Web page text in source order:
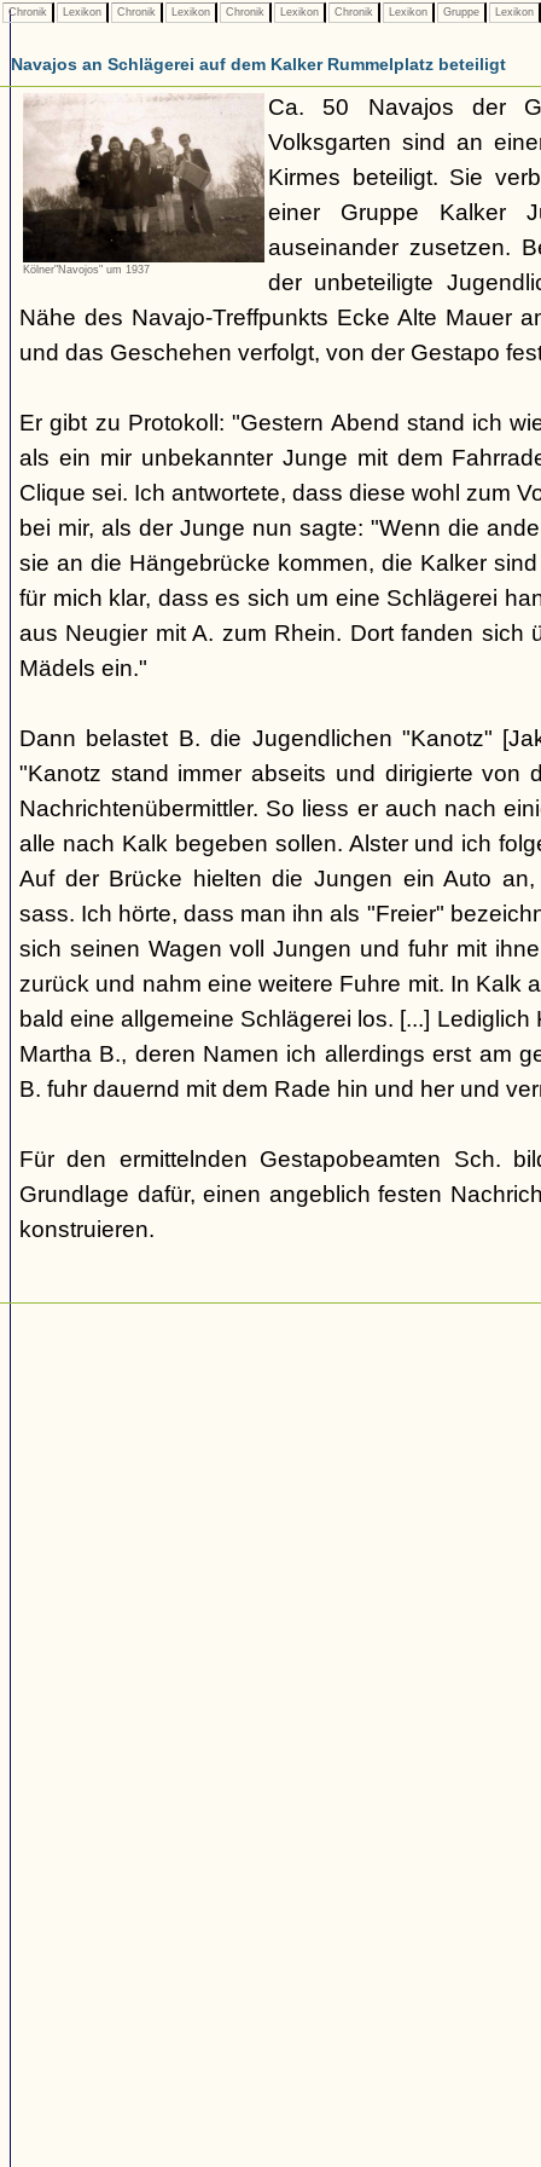
Chronik Lexikon Chronik Lexikon Chronik Lexikon Chronik Lexikon Gruppe Lexikon
Navajos an Schlägerei auf dem Kalker Rummelplatz beteiligt
Kölner"Navojos" um 1937
Ca. 50 Navajos der
Volksgarten sind an
Kirmes beteiligt. Sie
einer Gruppe Kalker
auseinander zusetzen.
der unbeteiligte
Nähe des Navajo-Treffpunkts Ecke Alte Mauer
und das Geschehen verfolgt, von der Gestapo
Er gibt zu Protokoll: "Gestern Abend stand ich
als ein mir unbekannter Junge mit dem
Clique sei. Ich antwortete, dass diese wohl zum
bei mir, als der Junge nun sagte: "Wenn die
sie an die Hängebrücke kommen, die Kalker
für mich klar, dass es sich um eine Schlägerei
aus Neugier mit A. zum Rhein. Dort fanden sich
Mädels ein."
Dann belastet B. die Jugendlichen "Kanotz"
"Kanotz stand immer abseits und dirigierte von
Nachrichtenübermittler. So liess er auch nach
alle nach Kalk begeben sollen. Alster und ich
Auf der Brücke hielten die Jungen ein Auto
sass. Ich hörte, dass man ihn als "Freier"
sich seinen Wagen voll Jungen und fuhr mit
zurück und nahm eine weitere Fuhre mit. In Kalk
bald eine allgemeine Schlägerei los. [...]
Martha B., deren Namen ich allerdings erst am
B. fuhr dauernd mit dem Rade hin und her und
Für den ermittelnden Gestapobeamten Sch.
Grundlage dafür, einen angeblich festen
konstruieren.